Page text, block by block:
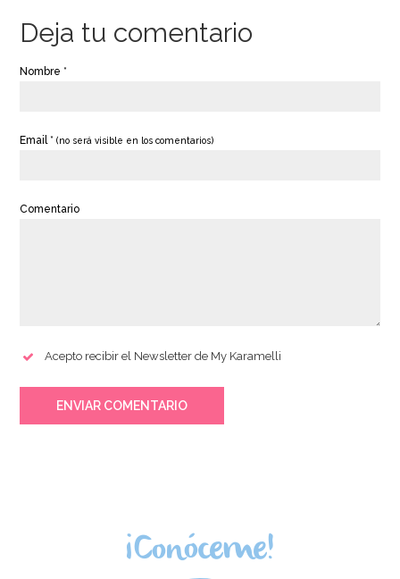
Deja tu comentario
Nombre *
Email *(no será visible en los comentarios)
Comentario
Acepto recibir el Newsletter de My Karamelli
ENVIAR COMENTARIO
¡Conóceme!